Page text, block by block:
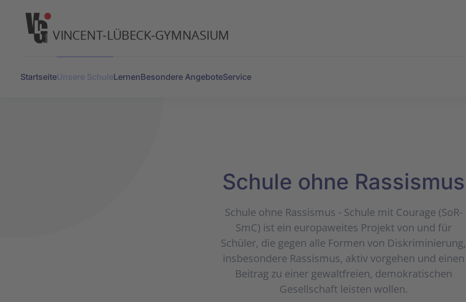
Zum Hauptinhalt springen
StartseiteUnsere SchuleLernenBesondere AngeboteService
Schule ohne Rassismus
Schule ohne Rassismus - Schule mit Courage (SoR-
SmC) ist ein europaweites Projekt von und für
Schüler, die gegen alle Formen von Diskriminierung,
insbesondere Rassismus, aktiv vorgehen und einen
Beitrag zu einer gewaltfreien, demokratischen
Gesellschaft leisten wollen.